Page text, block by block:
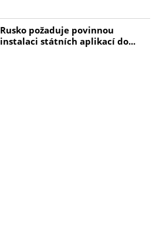
Rusko požaduje povinnou
instalaci státních aplikací do...